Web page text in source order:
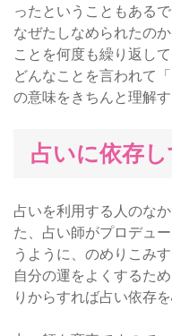
ったということもあるで
なぜたしなめられたの
ことを何度も繰り返して
どんなことを言われて
の意味をきちんと理解す
占いに依存
占いを利用する人のな
た、占い師がプロデュ
うように、のめりこみ
自分の運をよくするた
りからすれば占い依存